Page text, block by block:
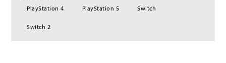
PlayStation 4 PlayStation 5 Switch
Switch 2